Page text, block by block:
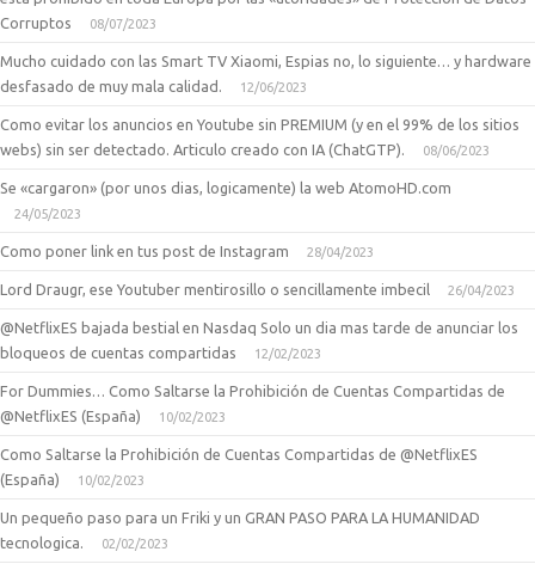
Corruptos
08/07/2023
Mucho cuidado con las Smart TV Xiaomi, Espias no, lo siguiente… y hardware
desfasado de muy mala calidad.
12/06/2023
Como evitar los anuncios en Youtube sin PREMIUM (y en el 99% de los sitios
webs) sin ser detectado. Articulo creado con IA (ChatGTP).
08/06/2023
Se «cargaron» (por unos dias, logicamente) la web AtomoHD.com
24/05/2023
Como poner link en tus post de Instagram 28/04/2023
Lord Draugr, ese Youtuber mentirosillo o sencillamente imbecil 26/04/2023
@NetflixES bajada bestial en Nasdaq Solo un dia mas tarde de anunciar los
bloqueos de cuentas compartidas
12/02/2023
For Dummies… Como Saltarse la Prohibición de Cuentas Compartidas de
@NetflixES (España)
10/02/2023
Como Saltarse la Prohibición de Cuentas Compartidas de @NetflixES
(España)
10/02/2023
Un pequeño paso para un Friki y un GRAN PASO PARA LA HUMANIDAD
tecnologica.
02/02/2023